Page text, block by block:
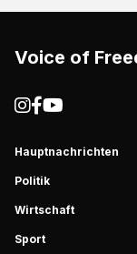
Voice of
Hauptnachrichten
Politik
Wirtschaft
Sport